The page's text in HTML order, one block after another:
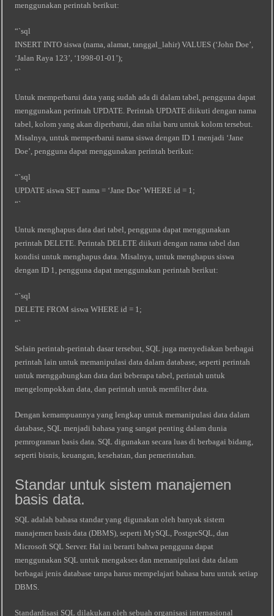
menggunakan perintah berikut:
“`sql
INSERT INTO siswa (nama, alamat, tanggal_lahir) VALUES (‘John Doe’,
‘Jalan Raya 123’, ‘1998-01-01’);
“`
Untuk memperbarui data yang sudah ada di dalam tabel, pengguna dapat
menggunakan perintah UPDATE. Perintah UPDATE diikuti dengan nama
tabel, kolom yang akan diperbarui, dan nilai baru untuk kolom tersebut.
Misalnya, untuk memperbarui nama siswa dengan ID 1 menjadi ‘Jane
Doe’, pengguna dapat menggunakan perintah berikut:
“`sql
UPDATE siswa SET nama = ‘Jane Doe’ WHERE id = 1;
“`
Untuk menghapus data dari tabel, pengguna dapat menggunakan
perintah DELETE. Perintah DELETE diikuti dengan nama tabel dan
kondisi untuk menghapus data. Misalnya, untuk menghapus siswa
dengan ID 1, pengguna dapat menggunakan perintah berikut:
“`sql
DELETE FROM siswa WHERE id = 1;
“`
Selain perintah-perintah dasar tersebut, SQL juga menyediakan berbagai
perintah lain untuk memanipulasi data dalam database, seperti perintah
untuk menggabungkan data dari beberapa tabel, perintah untuk
mengelompokkan data, dan perintah untuk memfilter data.
Dengan kemampuannya yang lengkap untuk memanipulasi data dalam
database, SQL menjadi bahasa yang sangat penting dalam dunia
pemrograman basis data. SQL digunakan secara luas di berbagai bidang,
seperti bisnis, keuangan, kesehatan, dan pemerintahan.
Standar untuk sistem manajemen
basis data.
SQL adalah bahasa standar yang digunakan oleh banyak sistem
manajemen basis data (DBMS), seperti MySQL, PostgreSQL, dan
Microsoft SQL Server. Hal ini berarti bahwa pengguna dapat
menggunakan SQL untuk mengakses dan memanipulasi data dalam
berbagai jenis database tanpa harus mempelajari bahasa baru untuk setiap
DBMS.
Standardisasi SQL dilakukan oleh sebuah organisasi internasional